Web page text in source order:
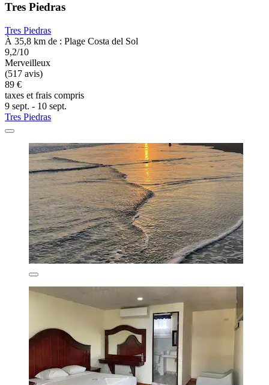
Tres Piedras
Tres Piedras
À 35,8 km de : Plage Costa del Sol
9,2/10
Merveilleux
(517 avis)
89 €
taxes et frais compris
9 sept. - 10 sept.
Tres Piedras